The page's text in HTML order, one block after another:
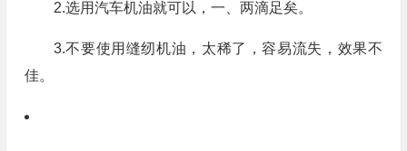
2.选用汽车机油就可以，一、两滴足矣。
3.不要使用缝纫机油，太稀了，容易流失，效果不
佳。